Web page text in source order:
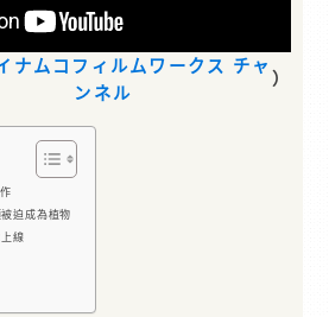
ナムコフィルムワークス チャ
ンネル
）
迫成為植物
線